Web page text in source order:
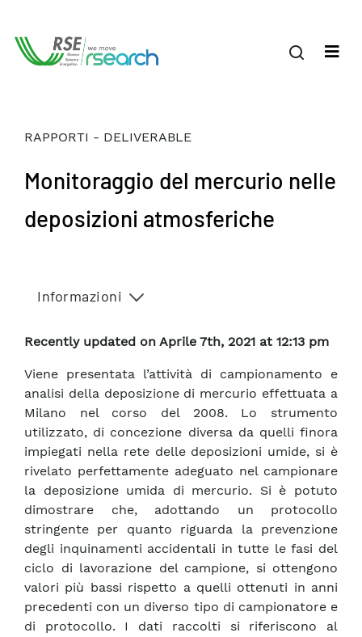
RAPPORTI - DELIVERABLE
Monitoraggio del mercurio nelle
deposizioni atmosferiche
Informazioni
Recently updated on Aprile 7th, 2021 at 12:13 pm
Viene presentata l’attività di campionamento e
analisi della deposizione di mercurio effettuata a
Milano nel corso del 2008. Lo strumento
utilizzato, di concezione diversa da quelli finora
impiegati nella rete delle deposizioni umide, si è
rivelato perfettamente adeguato nel campionare
la deposizione umida di mercurio. Si è potuto
dimostrare che, adottando un protocollo
stringente per quanto riguarda la prevenzione
degli inquinamenti accidentali in tutte le fasi del
ciclo di lavorazione del campione, si ottengono
valori più bassi rispetto a quelli ottenuti in anni
precedenti con un diverso tipo di campionatore e
di protocollo. I dati raccolti si riferiscono al